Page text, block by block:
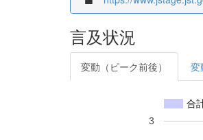
言及状況
変動（ピーク前後） 変
合
3